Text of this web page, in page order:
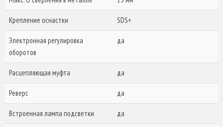
Крепление оснастки SDS+
Электронная регулировка
оборотов
да
Расцепляющая муфта да
Реверс да
Встроенная лампа подсветки да